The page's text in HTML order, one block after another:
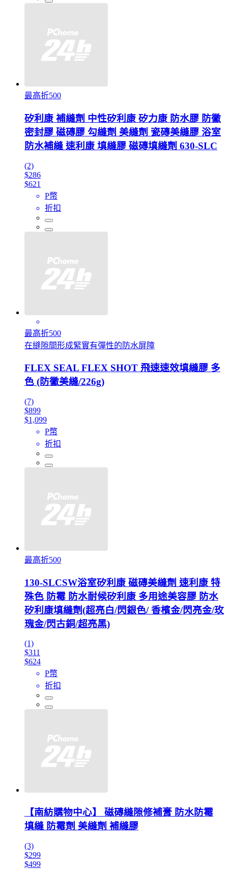
最高折500
矽利康 補縫劑 中性矽利康 矽力康 防水膠 防黴
密封膠 磁磚膠 勾縫劑 美縫劑 瓷磚美縫膠 浴室
防水補縫 速利康 填縫膠 磁磚填縫劑 630-SLC
(2)
$286
$621
P幣
折扣
最高折500
在縫隙間形成緊實有彈性的防水屏障
FLEX SEAL FLEX SHOT 飛速速效填縫膠 多
色 (防黴美縫/226g)
(7)
$899
$1,099
P幣
折扣
最高折500
130-SLCSW浴室矽利康 磁磚美縫劑 速利康 特
殊色 防霉 防水耐候矽利康 多用途美容膠 防水
矽利康填縫劑(超亮白/閃銀色/ 香檳金/閃亮金/玫
瑰金/閃古銅/超亮黑)
(1)
$311
$624
P幣
折扣
【南紡購物中心】 磁磚縫隙修補膏 防水防霉
填縫 防霉劑 美縫劑 補縫膠
(3)
$299
$499